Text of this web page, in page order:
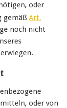
oder
gemäß Art.
noch nicht
oder von